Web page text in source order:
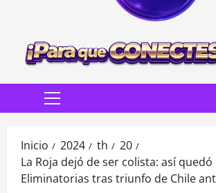
Menú
Inicio 2024 th
20
La Roja dejó de ser colista: así
Eliminatorias tras triunfo de Chile